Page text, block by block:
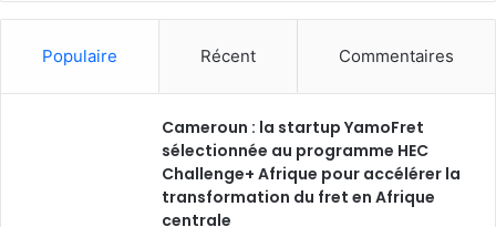
Populaire Récent Commentaires
Cameroun : la startup YamoFret
sélectionnée au programme HEC
Challenge+ Afrique pour accélérer la
transformation du fret en Afrique
centrale